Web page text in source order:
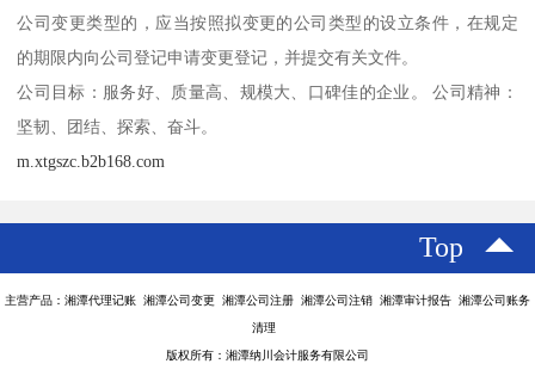
公司变更类型的，应当按照拟变更的公司类型的设立条件，在规定
的期限内向公司登记申请变更登记，并提交有关文件。
公司目标：服务好、质量高、规模大、口碑佳的企业。 公司精神：
坚韧、团结、探索、奋斗。
m.xtgszc.b2b168.com
Top
主营产品：湘潭代理记账 湘潭公司变更 湘潭公司注册 湘潭公司注销 湘潭审计报告 湘潭公司账务
清理
版权所有：湘潭纳川会计服务有限公司